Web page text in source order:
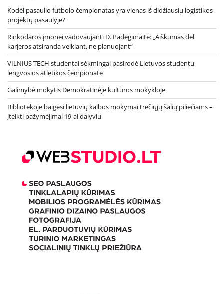
Kodėl pasaulio futbolo čempionatas yra vienas iš didžiausių logistikos
projektų pasaulyje?
Rinkodaros įmonei vadovaujanti D. Padegimaitė: „Aiškumas dėl
karjeros atsiranda veikiant, ne planuojant“
VILNIUS TECH studentai sėkmingai pasirodė Lietuvos studentų
lengvosios atletikos čempionate
Galimybė mokytis Demokratinėje kultūros mokykloje
Bibliotekoje baigėsi lietuvių kalbos mokymai trečiųjų šalių piliečiams –
įteikti pažymėjimai 19-ai dalyvių